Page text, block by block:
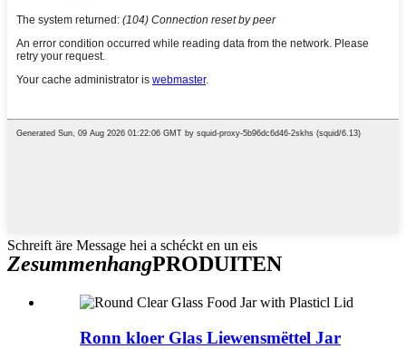
Schreift äre Message hei a schéckt en un eis
ZesummenhangPRODUITEN
Ronn kloer Glas Liewensmëttel Jar